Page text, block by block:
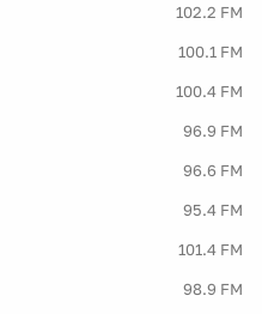
102.2 FM
100.1 FM
100.4 FM
96.9 FM
96.6 FM
95.4 FM
101.4 FM
98.9 FM